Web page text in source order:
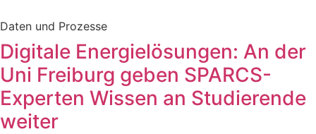
Daten und Prozesse
Digitale Energielösungen: An der
Uni Freiburg geben SPARCS-
Experten Wissen an Studierende
weiter